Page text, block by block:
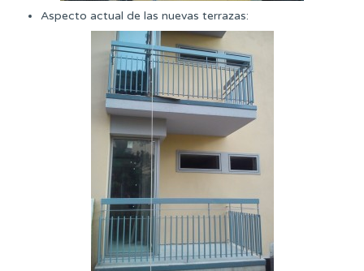
Aspecto actual de las nuevas terrazas: